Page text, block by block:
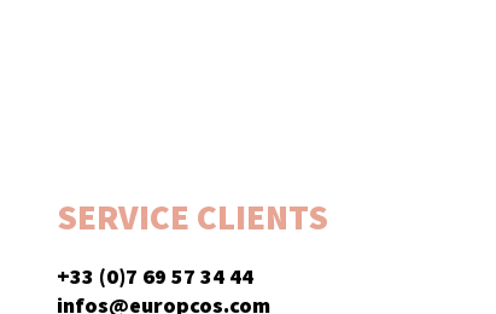
SERVICE CLIENTS
+33 (0)7 69 57 34 44
infos@europcos.com